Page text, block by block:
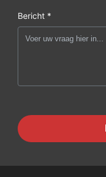
Bericht *